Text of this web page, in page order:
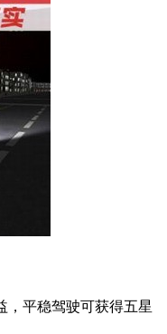
，平稳驾驶可获得五星